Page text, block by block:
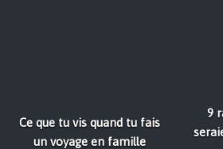
Ce que tu vis quand tu fais
un voyage en famille
9